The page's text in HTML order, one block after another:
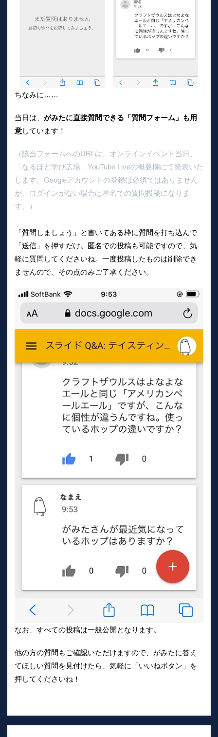
ちなみに……
当日は、 がみたに直接質問できる「質問フォーム」も用
意しています！
（該当フォームへのURLは、オンラインイベント当日、
「なるほど学び広場」YouTube Liveの概要欄にて発表いた
します。Googleアカウントの登録は必須ではありません
が、ログインがない場合は匿名での質問投稿になりま
す。）
「質問しましょう」と書いてある枠に質問を打ち込んで
「送信」を押すだけ。匿名での投稿も可能ですので、気
軽に質問してくださいね。一度投稿したものは削除でき
ませんので、その点のみご了承ください。
なお、すべての投稿は一般公開となります。
他の方の質問もご確認いただけますので、がみたに答え
てほしい質問を見付けたら、気軽に「いいねボタン」を
押してくださいね！